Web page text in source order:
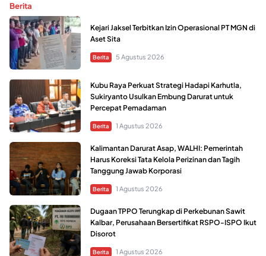
Berita
Kejari Jaksel Terbitkan Izin Operasional PT MGN di
Aset Sita
Berita 5 Agustus 2026
Kubu Raya Perkuat Strategi Hadapi Karhutla,
Sukiryanto Usulkan Embung Darurat untuk
Percepat Pemadaman
Berita 1 Agustus 2026
Kalimantan Darurat Asap, WALHI: Pemerintah
Harus Koreksi Tata Kelola Perizinan dan Tagih
Tanggung Jawab Korporasi
Berita 1 Agustus 2026
Dugaan TPPO Terungkap di Perkebunan Sawit
Kalbar, Perusahaan Bersertifikat RSPO-ISPO Ikut
Disorot
Berita 1 Agustus 2026